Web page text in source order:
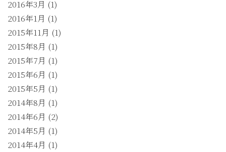
2016年3月 (1)
2016年1月 (1)
2015年11月 (1)
2015年8月 (1)
2015年7月 (1)
2015年6月 (1)
2015年5月 (1)
2014年8月 (1)
2014年6月 (2)
2014年5月 (1)
2014年4月 (1)